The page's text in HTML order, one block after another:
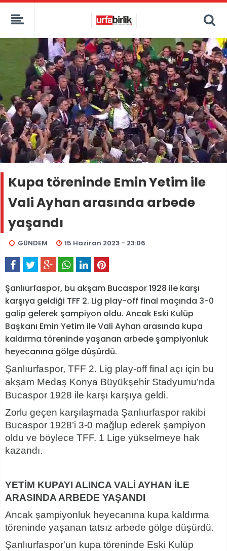
Kupa töreninde Emin Yetim ile
Vali Ayhan arasında arbede
yaşandı
GÜNDEM 15 Haziran 2023 - 23:06
Şanlıurfaspor, bu akşam Bucaspor 1928 ile karşı
karşıya geldiği TFF 2. Lig play-off final maçında 3-0
galip gelerek şampiyon oldu. Ancak Eski Kulüp
Başkanı Emin Yetim ile Vali Ayhan arasında kupa
kaldırma töreninde yaşanan arbede şampiyonluk
heyecanına gölge düşürdü.
Şanlıurfaspor, TFF 2. Lig play-off final açı için bu
akşam Medaş Konya Büyükşehir Stadyumu’nda
Bucaspor 1928 ile karşı karşıya geldi.
Zorlu geçen karşılaşmada Şanlıurfaspor rakibi
Bucaspor 1928’i 3-0 mağlup ederek şampiyon
oldu ve böylece TFF. 1 Lige yükselmeye hak
kazandı.
YETİM KUPAYI ALINCA VALİ AYHAN İLE
ARASINDA ARBEDE YAŞANDI
Ancak şampiyonluk heyecanına kupa kaldırma
töreninde yaşanan tatsız arbede gölge düşürdü.
Şanlıurfaspor'un kupa töreninde Eski Kulüp